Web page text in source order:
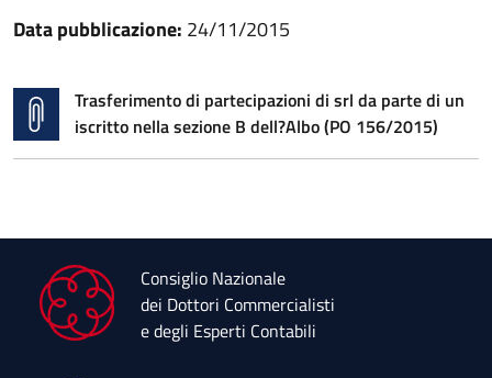
Data pubblicazione: 24/11/2015
Trasferimento di partecipazioni di srl da parte di un
iscritto nella sezione B dell?Albo (PO 156/2015)
Consiglio Nazionale
dei Dottori Commercialisti
e degli Esperti Contabili